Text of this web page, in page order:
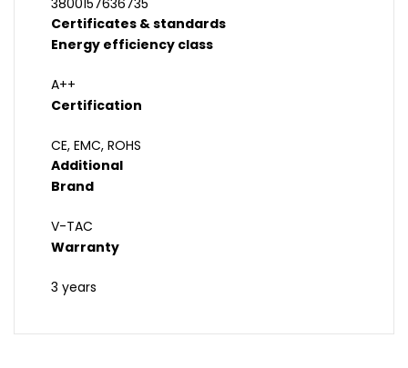
3800157636735
Certificates & standards
Energy efficiency class
A++
Certification
CE, EMC, ROHS
Additional
Brand
V-TAC
Warranty
3 years